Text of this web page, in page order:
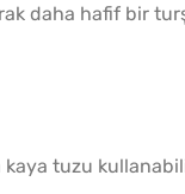
daha hafif bir
tuzu